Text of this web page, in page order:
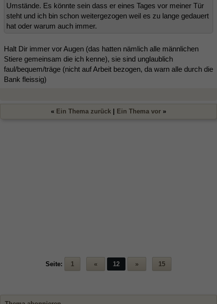
Umstände. Es könnte sein dass er eines Tages vor meiner Tür
steht und ich bin schon weitergezogen weil es zu lange gedauert
hat oder warum auch immer.
Halt Dir immer vor Augen (das hatten nämlich alle männlichen
Stiere gemeinsam die ich kenne), sie sind unglaublich
faul/bequem/träge (nicht auf Arbeit bezogen, da warn alle durch die
Bank fleissig)
« Ein Thema zurück | Ein Thema vor »
Seite: 1 « 12 » 15